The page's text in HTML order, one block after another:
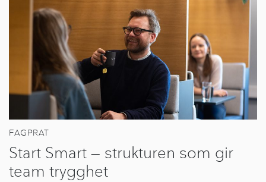
FAGPRAT
Start Smart — strukturen som gir
team trygghet